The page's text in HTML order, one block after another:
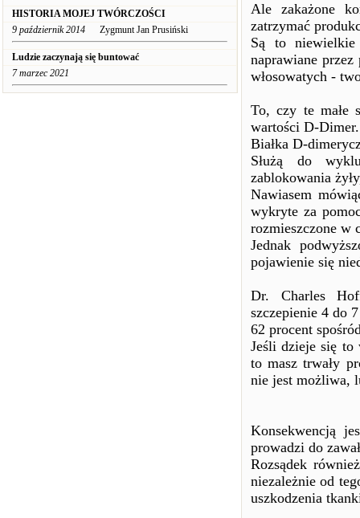
HISTORIA MOJEJ TWÓRCZOŚCI
9 październik 2014 Zygmunt Jan Prusiński
Ludzie zaczynają się buntować
7 marzec 2021
Ale zakażone
zatrzymać
Są to
naprawiane
włosowatych -
To, czy te małe
wartości D-Dimer.
Białka D-
Służą do
zablokowania
Nawiasem
wykryte za
rozmieszczone w
Jednak
pojawienie się
Dr. Charles
szczepienie 4 do
62 procent
Jeśli dzieje się to
to masz trwały
nie jest możliwa,
Konsekwencją
prowadzi do
Rozsądek
niezależnie od
uszkodzenia